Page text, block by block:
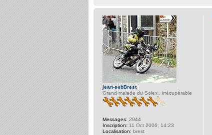
jean-sebBrest
Grand malade du Solex , irrécupérable
Messages: 2944
Inscription: 11 Oct 2006, 14:23
Localisation: brest